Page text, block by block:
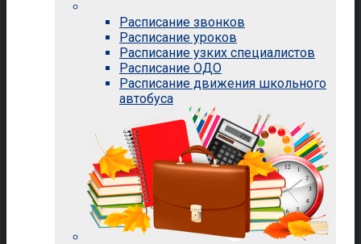
Расписание звонков
Расписание уроков
Расписание узких специалистов
Расписание ОДО
Расписание движения школьного
автобуса